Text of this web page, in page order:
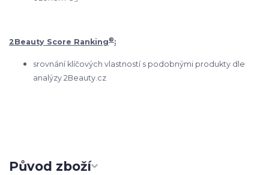
2Beauty Score Ranking®:
srovnání klíčových vlastností s podobnými produkty dle
analýzy 2Beauty.cz
Původ zboží